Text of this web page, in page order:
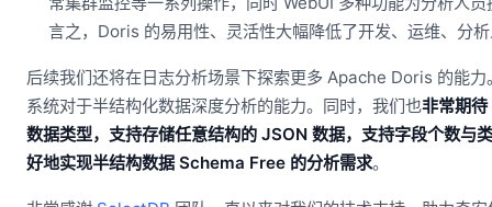
言之，Doris 的易用性、灵活性大幅降低了开发、运维、分
后续我们还将在日志分析场景下探索更多 Apache Doris 的能
系统对于半结构化数据深度分析的能力。同时，我们也非常期
数据类型，支持存储任意结构的 JSON 数据，支持字段个数与
好地实现半结构数据 Schema Free 的分析需求。